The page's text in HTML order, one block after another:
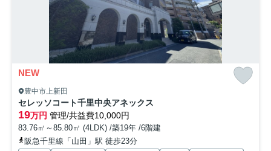
NEW
豊中市上新田
セレッソコート千里中央アネックス
19万円 管理/共益費10,000円
83.76㎡～85.80㎡ (4LDK) /築19年 /6階建
阪急千里線「山田」駅 徒歩23分